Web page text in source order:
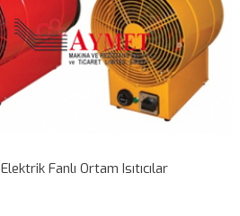
Elektrik Fanlı Ortam Isıtıcılar